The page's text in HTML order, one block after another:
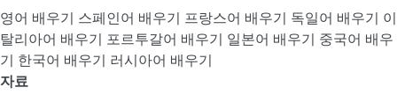
영어 배우기 스페인어 배우기 프랑스어 배우기 독일어 배우기 이
탈리아어 배우기 포르투갈어 배우기 일본어 배우기 중국어 배우
기 한국어 배우기 러시아어 배우기
자료